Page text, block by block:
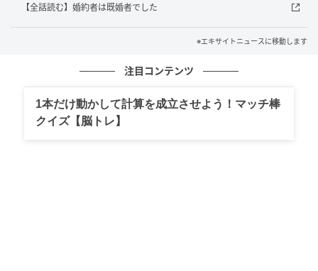
【全話読む】婚約者は既婚者でした
※エキサイトニュースに移動します
注目コンテンツ
1本だけ動かして計算を成立させよう！マッチ棒
クイズ【脳トレ】